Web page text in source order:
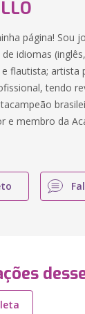
página! Sou
idiomas
flautista; artista
tendo
e membro da